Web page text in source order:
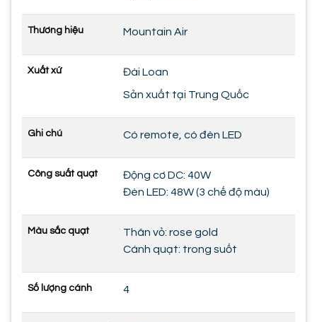
Thương hiệu Mountain Air
Xuất xứ
Đài Loan
Sản xuất tại Trung Quốc
Ghi chú Có remote, có đèn LED
Công suất quạt
Động cơ DC: 40W
Đèn LED: 48W (3 chế độ màu)
Màu sắc quạt
Thân vỏ: rose gold
Cánh quạt: trong suốt
Số lượng cánh 4